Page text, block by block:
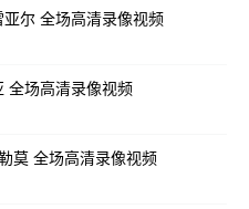
尔 全场高清录像视频
全场高清录像视频
莫 全场高清录像视频